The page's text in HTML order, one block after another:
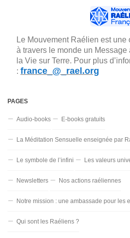
Le Mouvement Raélien est
à travers le monde un Message
la Vie sur Terre. Pour plus
: france_@_rael.org
PAGES
Audio-books E-books gratuits
La Méditation Sensuelle enseignée par
Le symbole de l’infini Les valeurs
Newsletters Nos actions raéliennes
Notre mission : une ambassade pour les
Qui sont les Raéliens ?